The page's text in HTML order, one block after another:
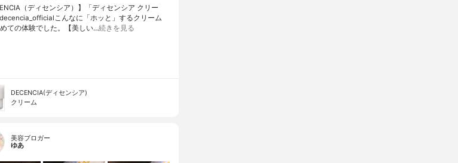
（ディセンシア）】「ディセンシア クリー
こんなに「ホッと」するクリーム
ての体験でした。【美しい…続きを見る
DECENCIA(ディセンシア)
クリーム
美容ブロガー
ゆあ